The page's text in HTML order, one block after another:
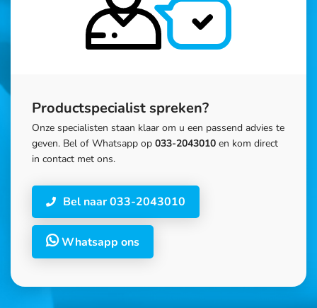
Productspecialist spreken?
Onze specialisten staan klaar om u een passend advies te
geven. Bel of Whatsapp op 033-2043010 en kom direct
in contact met ons.
Bel naar 033-2043010
Whatsapp ons